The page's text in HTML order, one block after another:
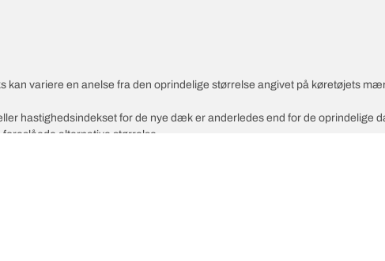
kan variere en anelse fra den oprindelige størrelse angivet på køretøjets
hastighedsindekset for de nye dæk er anderledes end for de oprindelige
alternative størrelse.